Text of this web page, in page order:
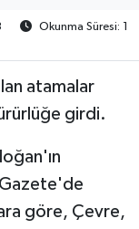
Okunma Süresi: 1
atamalar
girdi.
Gazete'de
göre, Çevre,